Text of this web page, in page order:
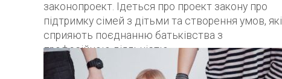
законопроект. Ідеться про проект закону про
підтримку сімей з дітьми та створення умов, які
сприяють поєднанню батьківства з
професійною діяльністю....